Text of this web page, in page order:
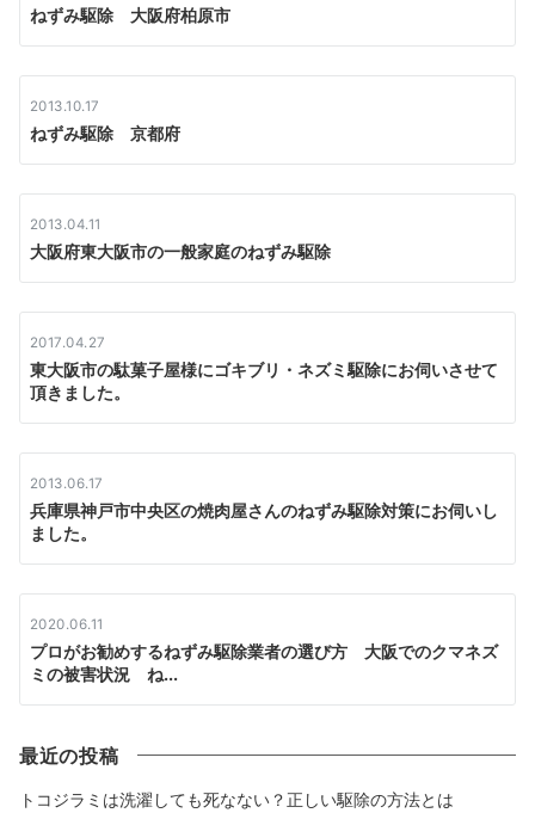
ねずみ駆除 大阪府柏原市
2013.10.17
ねずみ駆除 京都府
2013.04.11
大阪府東大阪市の一般家庭のねずみ駆除
2017.04.27
東大阪市の駄菓子屋様にゴキブリ・ネズミ駆除にお伺いさせて
頂きました。
2013.06.17
兵庫県神戸市中央区の焼肉屋さんのねずみ駆除対策にお伺いし
ました。
2020.06.11
プロがお勧めするねずみ駆除業者の選び方 大阪でのクマネズ
ミの被害状況 ね...
最近の投稿
トコジラミは洗濯しても死なない？正しい駆除の方法とは